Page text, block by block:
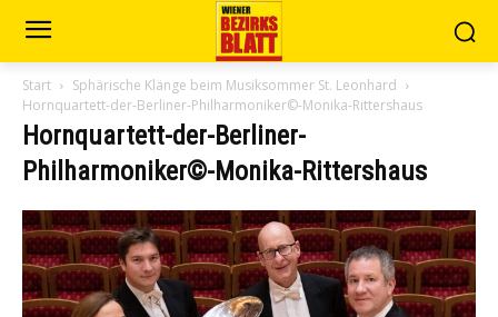
Start
Sphärische Klänge beim Musiksommer St. Leonhard
Hornquartett-der-Berliner-Philharmoniker©-Monika-Rittershaus
Hornquartett-der-Berliner-
Philharmoniker©-Monika-Rittershaus